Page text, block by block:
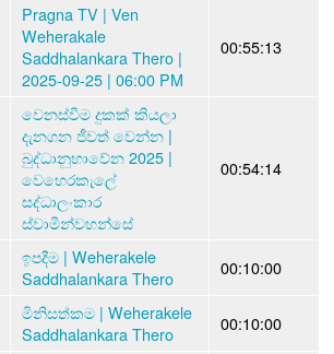
Pragna TV | Ven
Weherakale
Saddhalankara Thero |
2025-09-25 | 06:00 PM
00:55:13
වෙනස්වීම දුකක් කියලා
දැනගන ජීවත් වෙන්න |
බුද්ධානුභාවේන 2025 |
වෙහෙරකැලේ
සද්ධාලංකාර
ස්වාමීන්වහන්සේ
00:54:14
ඉපදීම | Weherakele
Saddhalankara Thero
00:10:00
මිනිසත්කම | Weherakele
Saddhalankara Thero
00:10:00